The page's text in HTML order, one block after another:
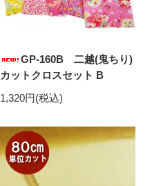
GP-160B 二越(鬼ちり)
カットクロスセット B
1,320円(税込)